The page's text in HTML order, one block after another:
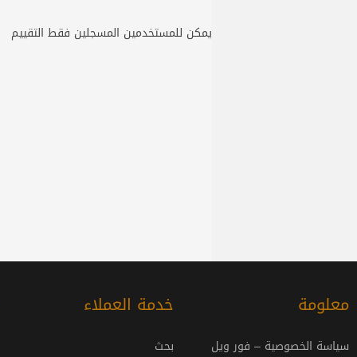
يمكن للمستخدمين المسجلين فقط التقييم
معلومة
سياسة الخصوصية – فور ويل
خدمة العملاء
بحث